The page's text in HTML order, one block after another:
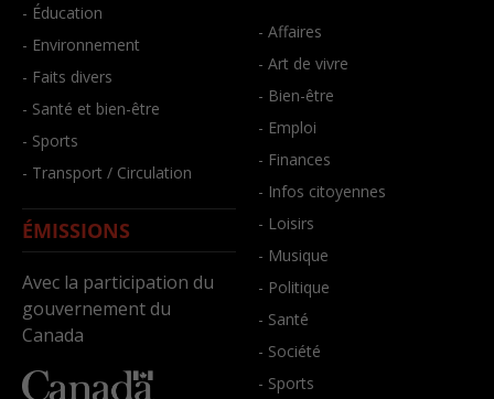
- Éducation
- Environnement
- Faits divers
- Santé et bien-être
- Sports
- Transport / Circulation
ÉMISSIONS
Avec la participation du
gouvernement du
Canada
- Affaires
- Art de vivre
- Bien-être
- Emploi
- Finances
- Infos citoyennes
- Loisirs
- Musique
- Politique
- Santé
- Société
- Sports